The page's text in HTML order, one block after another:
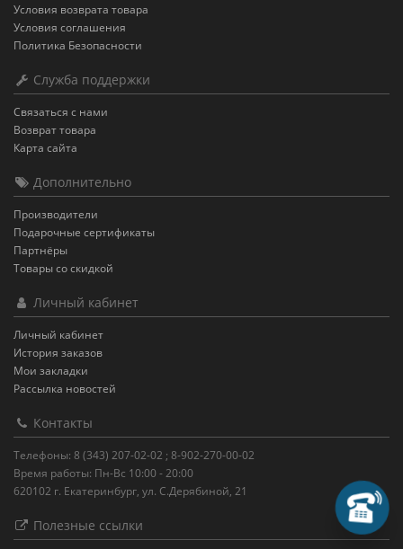
Условия возврата товара
Условия соглашения
Политика Безопасности
Служба поддержки
Связаться с нами
Возврат товара
Карта сайта
Дополнительно
Производители
Подарочные сертификаты
Партнёры
Товары со скидкой
Личный кабинет
Личный кабинет
История заказов
Мои закладки
Рассылка новостей
Контакты
Телефоны: 8 (343) 207-02-02 ; 8-902-270-00-02
Время работы: Пн-Вс 10:00 - 20:00
620102 г. Екатеринбург, ул. С.Дерябиной, 21
Полезные ссылки